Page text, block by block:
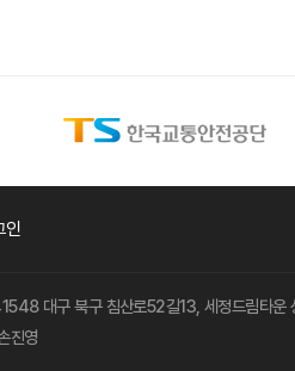
인
대구 북구 침산로52길13, 세정드림타운
진영